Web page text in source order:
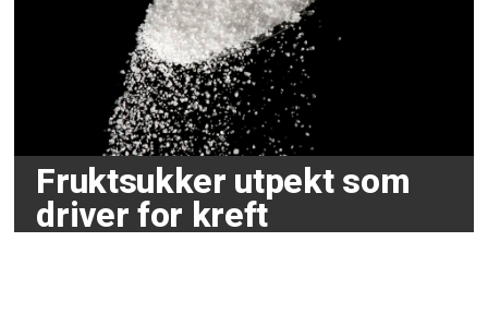
Fruktsukker utpekt som
driver for kreft